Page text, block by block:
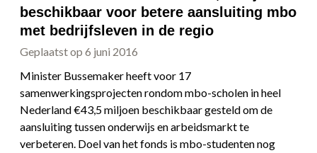
beschikbaar voor betere aansluiting mbo
met bedrijfsleven in de regio
Geplaatst op 6 juni 2016
Minister Bussemaker heeft voor 17
samenwerkingsprojecten rondom mbo-scholen in heel
Nederland €43,5 miljoen beschikbaar gesteld om de
aansluiting tussen onderwijs en arbeidsmarkt te
verbeteren. Doel van het fonds is mbo-studenten nog